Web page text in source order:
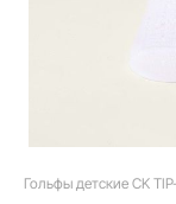
Гольфы детские CK